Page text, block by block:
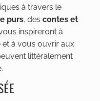
à travers le
purs, des contes et
inspireront à
à vous ouvrir aux
littéralement